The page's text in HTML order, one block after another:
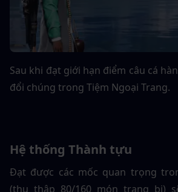
Sau khi đạt giới hạn điểm câu cá
đổi chúng trong Tiệm Ngoại Trang.
Hệ thống Thành tựu
Đạt được các mốc quan trọng
(thu thập 80/160 món trang bị)